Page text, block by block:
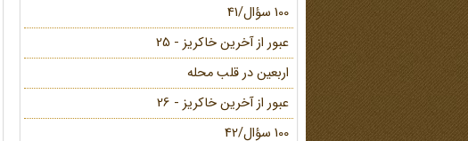
100 سؤال/41
عبور از آخرین خاکریز - 25
اربعین در قلب محله
عبور از آخرین خاکریز - 26
100 سؤال/42